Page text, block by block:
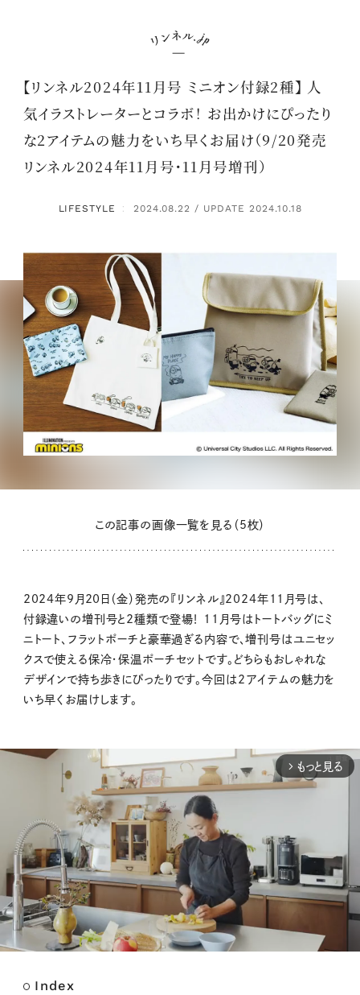
【リンネル2024年11月号 ミニオン付録2種】 人
気イラストレーターとコラボ！ お出かけにぴったり
な2アイテムの魅力をいち早くお届け（9/20発売
リンネル2024年11月号・11月号増刊）
LIFESTYLE ： 2024.08.22 / UPDATE 2024.10.18
この記事の画像一覧を見る（5枚）
2024年9月20日（金）発売の『リンネル』2024年11月号は、
付録違いの増刊号と2種類で登場！ 11月号はトートバッグにミ
ニトート、フラットポーチと豪華過ぎる内容で、増刊号はユニセッ
クスで使える保冷・保温ポーチセットです。どちらもおしゃれな
デザインで持ち歩きにぴったりです。今回は2アイテムの魅力を
いち早くお届けします。
arrow_forward_ios もっと見る
Index